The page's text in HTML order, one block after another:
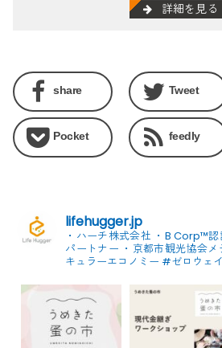
詳細を見る
share Tweet
Pocket feedly
lifehugger.jp
・ハーチ株式会社 ・B Corp™認
パートナー ・京都市観光協会
キュラーエコノミー #ゼロウェ